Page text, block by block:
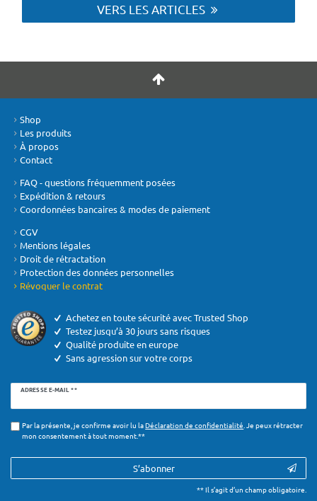
VERS LES ARTICLES
Shop
Les produits
À propos
Contact
FAQ - questions fréquemment posées
Expédition & retours
Coordonnées bancaires & modes de paiement
CGV
Mentions légales
Droit de rétractation
Protection des données personnelles
Révoquer le contrat
Achetez en toute sécurité avec Trusted Shop
Testez jusqu’à 30 jours sans risques
Qualité produite en europe
Sans agression sur votre corps
ADRESSE E-MAIL **
Ceres::Template.newsletterHoneypotLabel
Par la présente, je confirme avoir lu laDéclaration de confidentialité. Je peux rétracter
mon consentement à tout moment.**
S’abonner
** Il s’agit d’un champ obligatoire.